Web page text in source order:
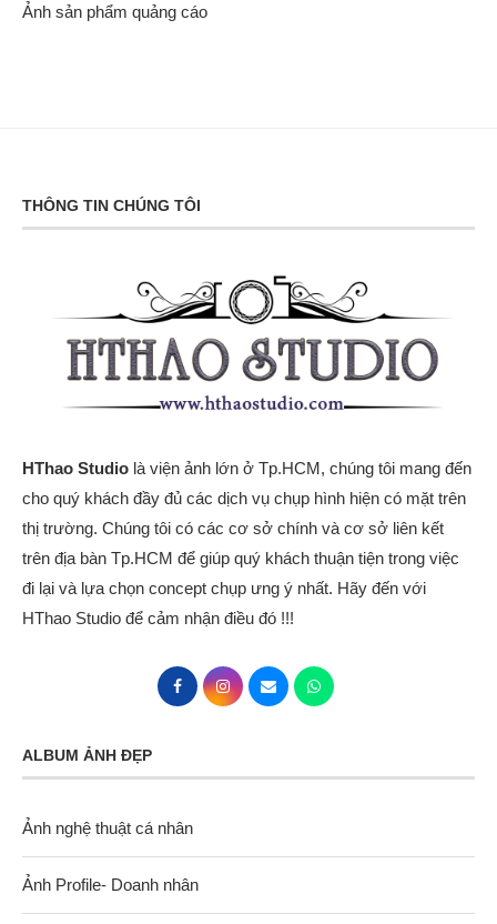
Ảnh sản phẩm quảng cáo
THÔNG TIN CHÚNG TÔI
HThao Studio là viện ảnh lớn ở Tp.HCM, chúng tôi mang đến
cho quý khách đầy đủ các dịch vụ chụp hình hiện có mặt trên
thị trường. Chúng tôi có các cơ sở chính và cơ sở liên kết
trên địa bàn Tp.HCM để giúp quý khách thuận tiện trong việc
đi lại và lựa chọn concept chụp ưng ý nhất. Hãy đến với
HThao Studio để cảm nhận điều đó !!!
ALBUM ẢNH ĐẸP
Ảnh nghệ thuật cá nhân
Ảnh Profile- Doanh nhân